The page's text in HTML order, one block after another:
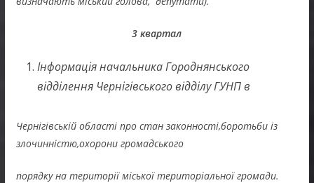
3 квартал
Інформація начальника Городнянського
відділення Чернігівського відділу ГУНП в
Чернігівській області про стан законності,боротьби із
злочинністю,охорони громадського
порядку на території міської територіальної громади.